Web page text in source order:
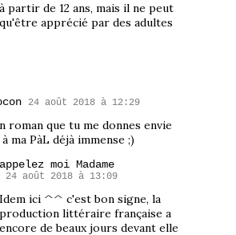
à partir de 12 ans, mais il ne peut
qu'être apprécié par des adultes
24 août 2018 à 12:29
roman que tu me donnes envie
ma PàL déjà immense ;)
appelez moi Madame
24 août 2018 à 13:09
Idem ici ^^ c'est bon signe, la
production littéraire française a
encore de beaux jours devant elle